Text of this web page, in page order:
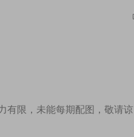
有限，未能每期配图，敬请谅